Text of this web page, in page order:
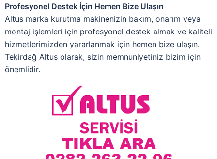
Profesyonel Destek İçin Hemen Bize Ulaşın
Altus marka kurutma makinenizin bakım, onarım veya
montaj işlemleri için profesyonel destek almak ve kaliteli
hizmetlerimizden yararlanmak için hemen bize ulaşın.
Tekirdağ Altus olarak, sizin memnuniyetiniz bizim için
önemlidir.